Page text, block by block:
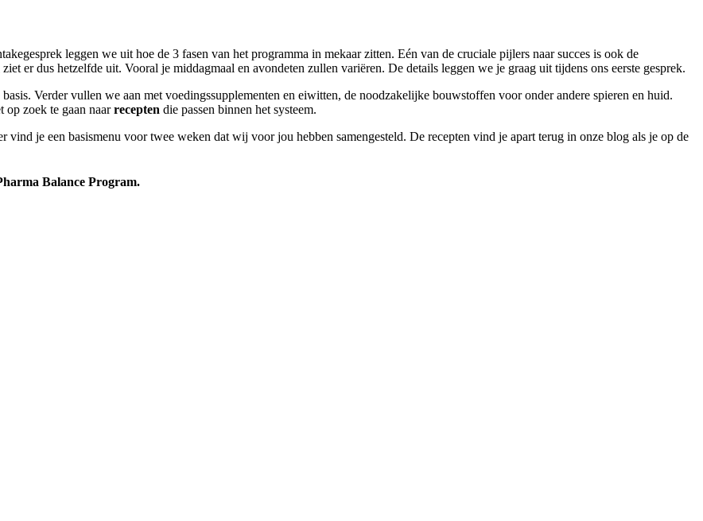
leggen we uit hoe de 3 fasen van het programma in mekaar zitten. Eén van de cruciale pijlers naar succes is ook de
er dus hetzelfde uit. Vooral je middagmaal en avondeten zullen variëren. De details leggen we je graag uit tijdens ons eerste gesprek.
Verder vullen we aan met voedingssupplementen en eiwitten, de noodzakelijke bouwstoffen voor onder andere spieren en huid.
zoek te gaan naarrecepten die passen binnen het systeem.
je een basismenu voor twee weken dat wij voor jou hebben samengesteld. De recepten vind je apart terug in onze blog als je op de
Balance Program.